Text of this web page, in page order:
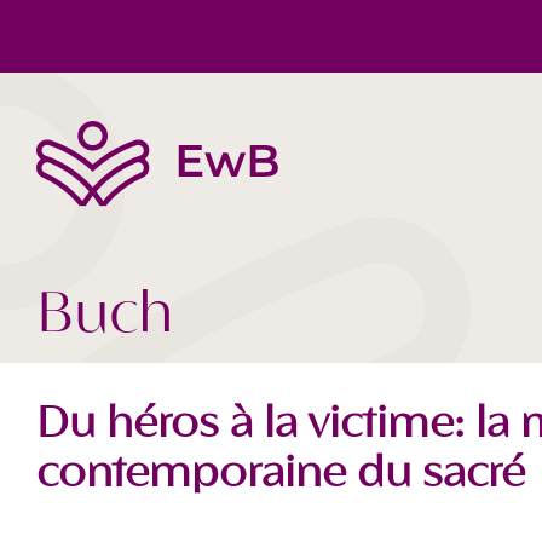
Buch
Du héros à la victime: la
contemporaine du sacré